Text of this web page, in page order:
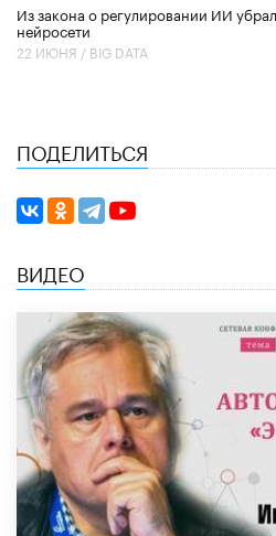
Из закона о регулировании ИИ
нейросети
22 ИЮНЯ / BIG DATA
ПОДЕЛИТЬСЯ
ВИДЕО